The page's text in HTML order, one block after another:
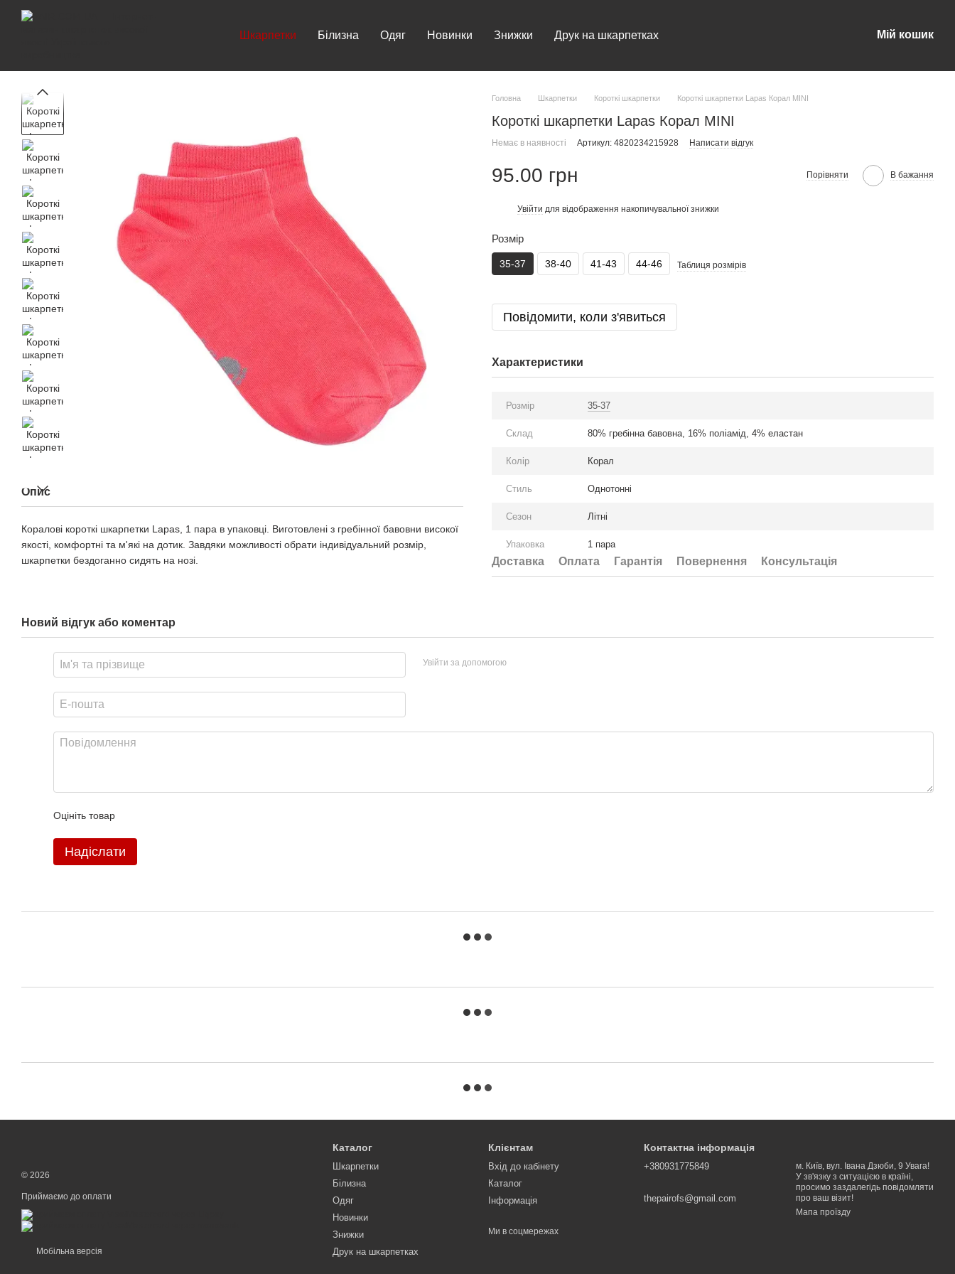
Перейти до основного контенту
Шкарпетки Білизна Одяг Новинки Знижки Друк на шкарпетках Мій кошик
Опис
Коралові короткі шкарпетки Lapas, 1 пара в упаковці. Виготовлені з гребінної бавовни високої
якості, комфортні та м'які на дотик. Завдяки можливості обрати індивідуальний розмір,
шкарпетки бездоганно сидять на нозі.
Головна Шкарпетки Короткі шкарпетки Короткі шкарпетки Lapas Корал MINI
Короткі шкарпетки Lapas Корал MINI
Немає в наявності Артикул: 4820234215928 Написати відгук
95.00 грн Порівняти В бажання
Увійти для відображення накопичувальної знижки
Розмір
35-37 38-40 41-43 44-46 Таблиця розмірів
Повідомити, коли з'явиться
Характеристики
Розмір 35-37
Склад 80% гребінна бавовна, 16% поліамід, 4% еластан
Колір Корал
Стиль Однотонні
Сезон Літні
Упаковка 1 пара
Доставка Оплата Гарантія Повернення Консультація
Новий відгук або коментар
Увійти за допомогою
Оцініть товар
Надіслати
© 2026
Приймаємо до оплати
Мобільна версія
Каталог
Шкарпетки
Білизна
Одяг
Новинки
Знижки
Друк на шкарпетках
Клієнтам
Вхід до кабінету
Каталог
Інформація
Ми в соцмережах
Контактна інформація
+380931775849
thepairofs@gmail.com
м. Київ, вул. Івана Дзюби, 9 Увага!
У зв'язку з ситуацією в країні,
просимо заздалегідь повідомляти
про ваш візит!
Мапа проїзду